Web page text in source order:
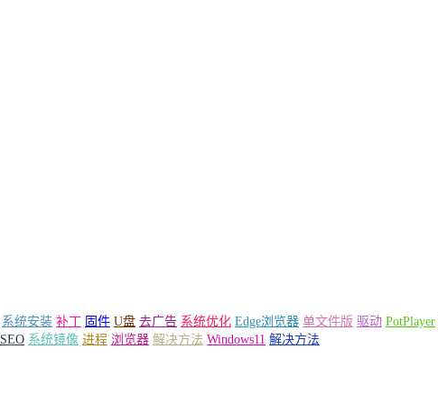
系统安装 补丁 固件 U盘 去广告 系统优化 Edge浏览器 单文件版 驱动 PotPlayer
SEO 系统镜像 进程 浏览器 解决方法 Windows11 解决方法